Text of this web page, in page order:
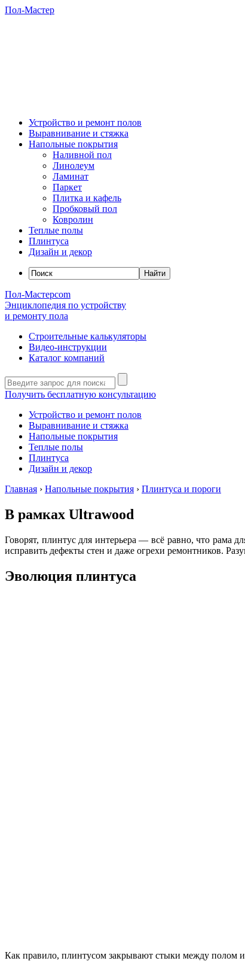
Пол-Мастер
Устройство и ремонт полов
Выравнивание и стяжка
Напольные покрытия
Наливной пол
Линолеум
Ламинат
Паркет
Плитка и кафель
Пробковый пол
Ковролин
Теплые полы
Плинтуса
Дизайн и декор
Пол-Мастерcom
Энциклопедия по устройству
и ремонту пола
Строительные калькуляторы
Видео-инструкции
Каталог компаний
Получить бесплатную консультацию
Устройство и ремонт полов
Выравнивание и стяжка
Напольные покрытия
Теплые полы
Плинтуса
Дизайн и декор
Главная › Напольные покрытия › Плинтуса и пороги
В рамках Ultrawood
Говорят, плинтус для интерьера — всё равно, что рама
исправить дефекты стен и даже огрехи ремонтников.
Эволюция плинтуса
Как правило, плинтусом закрывают стыки между полом и